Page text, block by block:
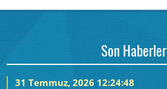
Son Haberler
31 Temmuz, 2026 12:24:48